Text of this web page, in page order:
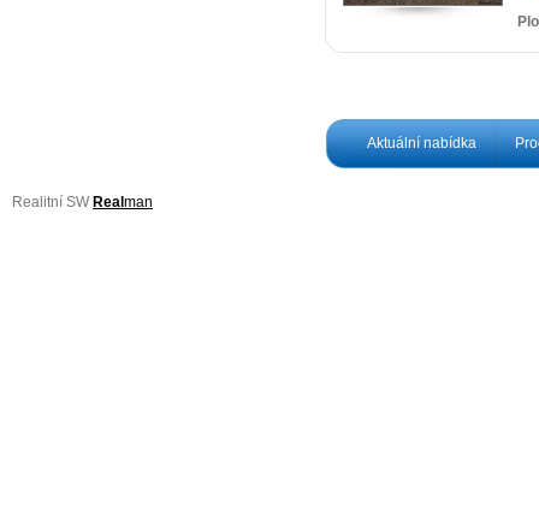
Aktuální nabídka
Realitní SW Real man